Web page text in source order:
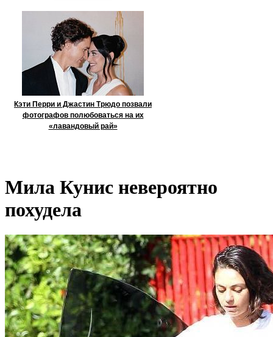
Кэти Перри и Джастин Трюдо позвали
фотографов полюбоваться на их
«лавандовый рай»
Мила Кунис невероятно
похудела